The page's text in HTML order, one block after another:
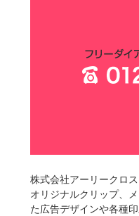
株式会社アーリークロ
オリジナルクリップ、
た広告デザインや各種